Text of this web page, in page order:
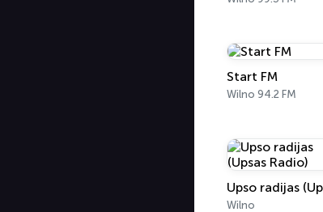
Start FM
Wilno 94.2 FM
Wilno